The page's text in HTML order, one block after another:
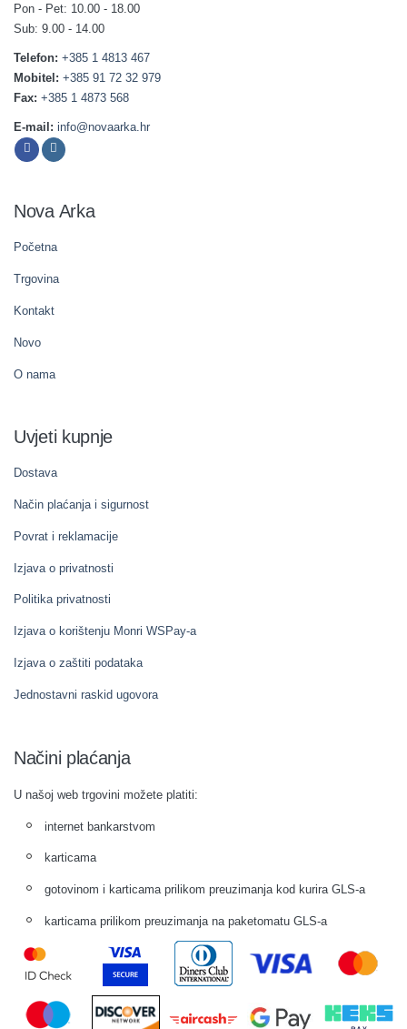
Pon - Pet: 10.00 - 18.00
Sub: 9.00 - 14.00
Telefon: +385 1 4813 467
Mobitel: +385 91 72 32 979
Fax: +385 1 4873 568
E-mail: info@novaarka.hr
Nova Arka
Početna
Trgovina
Kontakt
Novo
O nama
Uvjeti kupnje
Dostava
Način plaćanja i sigurnost
Povrat i reklamacije
Izjava o privatnosti
Politika privatnosti
Izjava o korištenju Monri WSPay-a
Izjava o zaštiti podataka
Jednostavni raskid ugovora
Načini plaćanja
U našoj web trgovini možete platiti:
internet bankarstvom
karticama
gotovinom i karticama prilikom preuzimanja kod kurira GLS-a
karticama prilikom preuzimanja na paketomatu GLS-a